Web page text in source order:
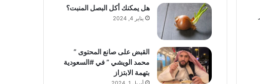
هل يمكنك أكل البصل المنبت؟
يناير 4, 2024
القبض على صانع المحتوى ”
محمد الويشي ” في #السعودية
بتهمة الابتزاز